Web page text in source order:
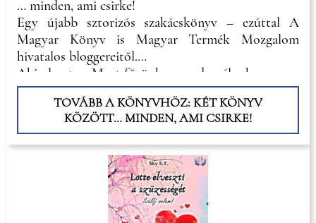
… minden, ami csirke!
Egy újabb sztorizós szakácskönyv – ezúttal A
Magyar Könyv is Magyar Termék Mozgalom
hivatalos bloggereitől.
Aki olvasta a Most főzünk, vagy dumálunk
TOVÁBB A KÖNYVHÖZ: KÉT KÖNYV
KÖZÖTT… MINDEN, AMI CSIRKE!